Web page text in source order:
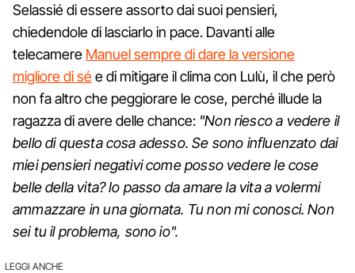
Selassié di essere assorto dai suoi pensieri,
chiedendole di lasciarlo in pace. Davanti alle
telecamere Manuel sempre di dare la versione
migliore di sée di mitigare il clima con Lulù, il che però
non fa altro che peggiorare le cose, perché illude la
ragazza di avere delle chance: "Non riesco a vedere il
bello di questa cosa adesso. Se sono influenzato dai
miei pensieri negativi come posso vedere le cose
belle della vita? Io passo da amare la vita a volermi
ammazzare in una giornata. Tu non mi conosci. Non
sei tu il problema, sono io".
LEGGI ANCHE